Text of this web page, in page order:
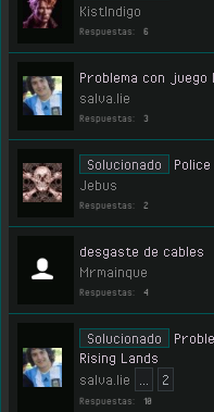
KistIndigo
Respuestas: 6
Problema con juego
salva.lie
Respuestas: 3
Solucionado
Jebus
Respuestas: 2
desgaste de cables
Mrmainque
Respuestas: 4
Solucionado
Rising Lands
salva.lie
2
Respuestas: 10